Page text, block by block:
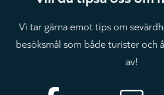
Vi tar gärna emot tips om
besöksmål som både turister och
av!